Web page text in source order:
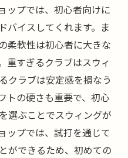
ップでは、初心者向けに
バイスしてくれます。ま
柔軟性は初心者に大きな
重すぎるクラブはスウィ
クラブは安定感を損なう
トの硬さも重要で、初心
選ぶことでスウィングが
ップでは、試打を通じて
ができるため、初めての